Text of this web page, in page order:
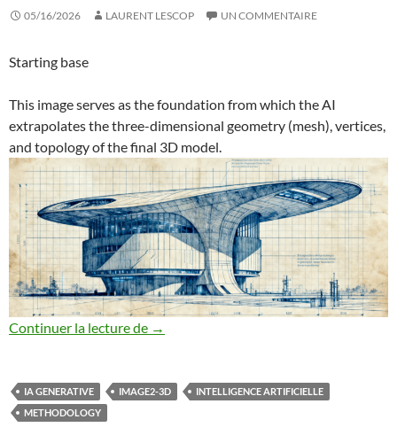
05/16/2026 LAURENT LESCOP UN COMMENTAIRE
Starting base
This image serves as the foundation from which the AI
extrapolates the three-dimensional geometry (mesh), vertices,
and topology of the final 3D model.
Continuer la lecture de Ai 3D tests
→
IA GENERATIVE IMAGE2-3D
INTELLIGENCE ARTIFICIELLE
METHODOLOGY